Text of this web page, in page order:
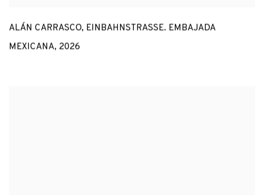
ALÁN CARRASCO, EINBAHNSTRASSE. EMBAJADA M
EXICANA
, 2026